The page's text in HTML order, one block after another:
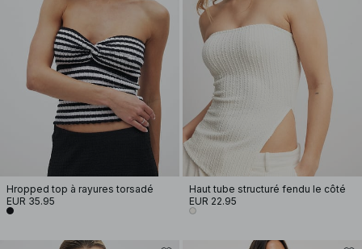
Hropped top à rayures torsadé
EUR 35.95
Haut tube structuré fendu le côté
EUR 22.95